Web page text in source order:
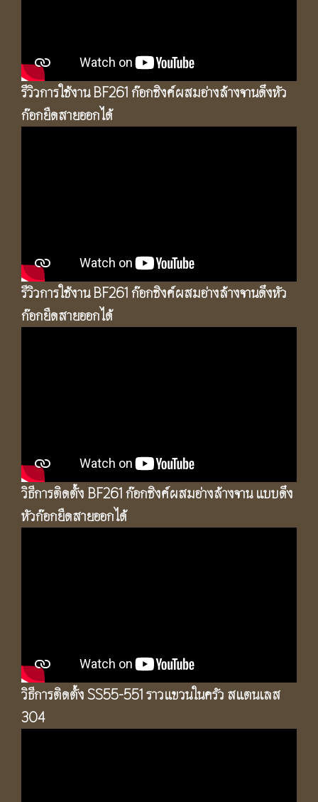
รีวิวการใช้งาน BF261 ก๊อกซิงค์ผสมอ่างล้างจานดึงหัว
ก๊อกยืดสายออกได้
รีวิวการใช้งาน BF261 ก๊อกซิงค์ผสมอ่างล้างจานดึงหัว
ก๊อกยืดสายออกได้
วิธีการติดตั้ง BF261 ก๊อกซิงค์ผสมอ่างล้างจาน แบบดึง
หัวก๊อกยืดสายออกได้
วิธีการติดตั้ง SS55-551 ราวแขวนในครัว สแตนเลส
304